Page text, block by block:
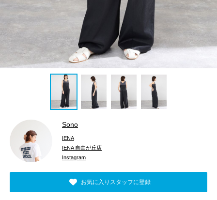
Sono
IENA
IENA 自由が丘店
Instagram
お気に入りスタッフに登録